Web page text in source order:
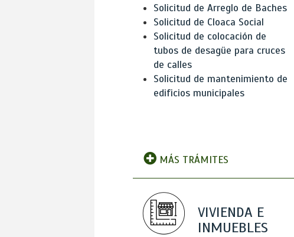
Solicitud de Arreglo de Baches
Solicitud de Cloaca Social
Solicitud de colocación de
tubos de desagüe para cruces
de calles
Solicitud de mantenimiento de
edificios municipales
MÁS TRÁMITES
VIVIENDA E
INMUEBLES